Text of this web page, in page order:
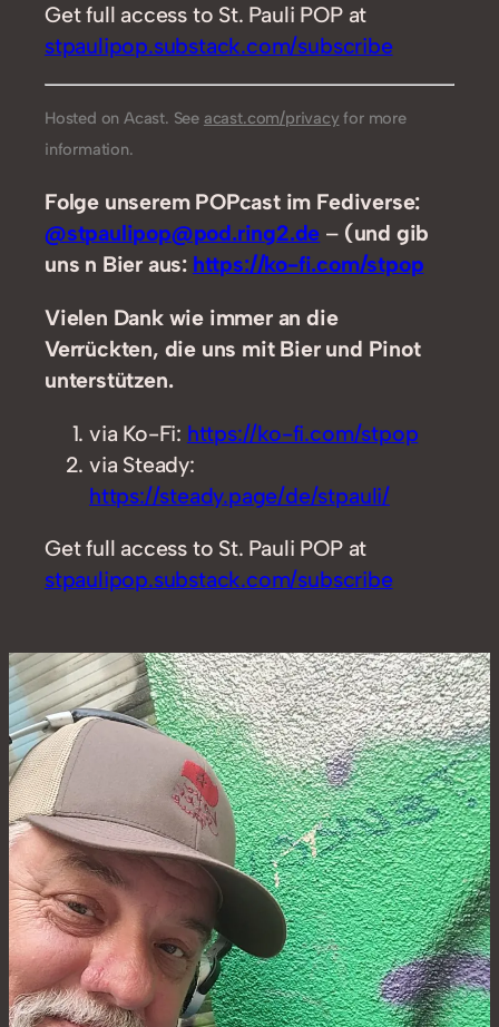
Get full access to St. Pauli POP at
stpaulipop.substack.com/subscribe
Hosted on Acast. See acast.com/privacy for more
information.
Folge unserem POPcast im Fediverse:
@stpaulipop@pod.ring2.de – (und gib
uns n Bier aus: https://ko-fi.com/stpop
Vielen Dank wie immer an die
Verrückten, die uns mit Bier und Pinot
unterstützen.
via Ko-Fi: https://ko-fi.com/stpop
via Steady:
https://steady.page/de/stpauli/
Get full access to St. Pauli POP at
stpaulipop.substack.com/subscribe